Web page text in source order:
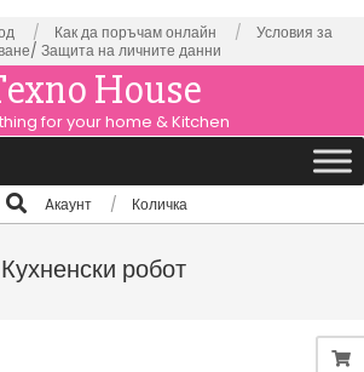
Как да поръчам онлайн
Условия за
Защита на личните данни
House
for your home & Kitchen
Aкаунт Количка
Кухненски робот